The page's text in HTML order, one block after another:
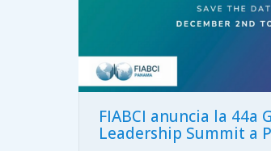
FIABCI anuncia la 44a
Leadership Summit a